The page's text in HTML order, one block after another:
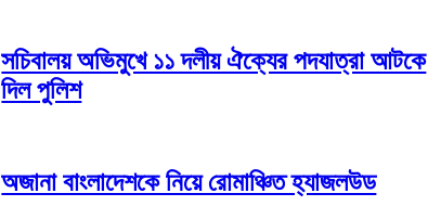
সচিবালয় অভিমুখে ১১ দলীয় ঐক্যের পদযাত্রা আটকে
দিল পুলিশ
অজানা বাংলাদেশকে নিয়ে রোমাঞ্চিত হ্যাজলউড